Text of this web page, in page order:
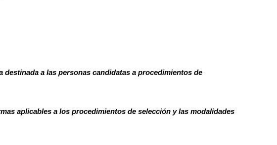
destinada a las personas candidatas a procedimientos de
aplicables a los procedimientos de selección y las modalidades